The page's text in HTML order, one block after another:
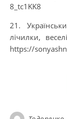
8_tc1KK8
21.
лічилки,
https://